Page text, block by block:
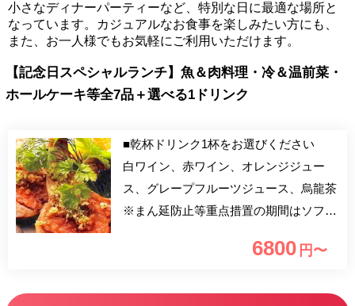
小さなディナーパーティーなど、特別な日に最適な場所と
なっています。カジュアルなお食事を楽しみたい方にも、
また、お一人様でもお気軽にご利用いただけます。
【記念日スペシャルランチ】魚＆肉料理・冷＆温前菜・
ホールケーキ等全7品＋選べる1ドリンク
■乾杯ドリンク1杯をお選びください
白ワイン、赤ワイン、オレンジジュー
ス、グレープフルーツジュース、烏龍茶
※まん延防止等重点措置の期間はソフト
プラン】 旬な食材を使用したシェフの
6800 円〜